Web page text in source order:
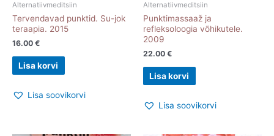
Alternatiivmeditsiin
Tervendavad punktid. Su-jok
teraapia. 2015
16.00 €
Lisa korvi
Lisa soovikorvi
Alternatiivmeditsiin
Punktimassaaž ja
refleksoloogia võhikutele.
2009
22.00 €
Lisa korvi
Lisa soovikorvi